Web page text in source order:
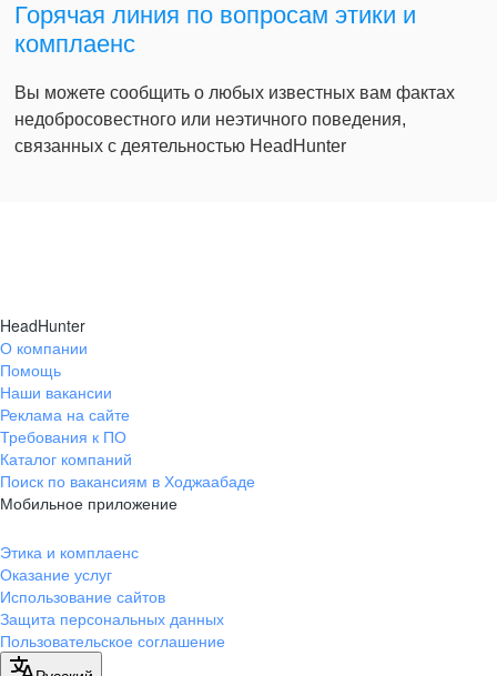
Горячая линия по вопросам этики и
комплаенс
Вы можете сообщить о любых известных вам фактах
недобросовестного или неэтичного поведения,
связанных с деятельностью HeadHunter
HeadHunter
О компании
Помощь
Наши вакансии
Реклама на сайте
Требования к ПО
Каталог компаний
Поиск по вакансиям в Ходжаабаде
Мобильное приложение
Этика и комплаенс
Оказание услуг
Использование сайтов
Защита персональных данных
Пользовательское соглашение